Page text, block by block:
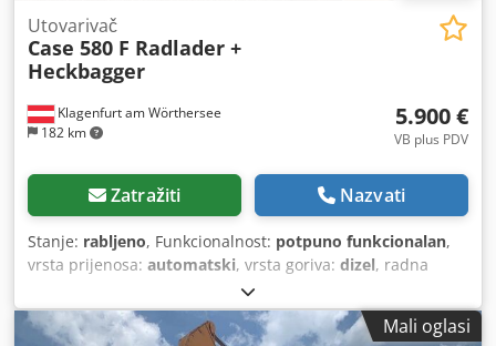
Klagenfurt am Wörthersee
182 km
Utovarivač
Case 580 F Radlader +
Heckbagger
5.900 €
VB plus PDV
Zatražiti Nazvati
Stanje: rabljeno, Funkcionalnost: potpuno funkcionalan,
vrsta prijenosa: automatski, vrsta goriva: dizel, radna
, konfiguracija osovina:
registracija:10/1977, Godina proizvodnje:1977, Oprema:
hidraulika
Mali oglasi